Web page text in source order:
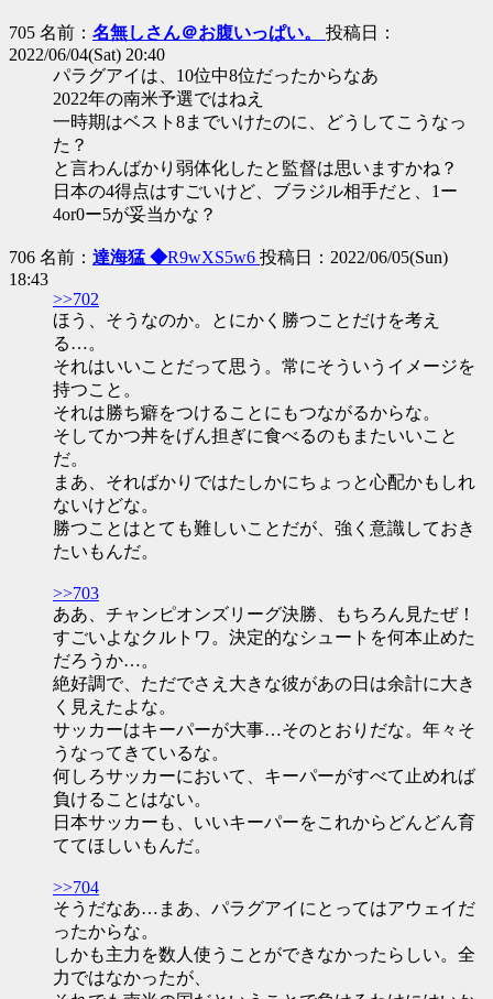
705 名前： 名無しさん＠お腹いっぱい。 投稿日：
2022/06/04(Sat) 20:40
パラグアイは、10位中8位だったからなあ
2022年の南米予選ではねえ
一時期はベスト8までいけたのに、どうしてこうなっ
た？
と言わんばかり弱体化したと監督は思いますかね？
日本の4得点はすごいけど、ブラジル相手だと、1ー
4or0ー5が妥当かな？
706 名前： 達海猛 ◆R9wXS5w6 投稿日：2022/06/05(Sun)
18:43
>>702
ほう、そうなのか。とにかく勝つことだけを考え
る…。
それはいいことだって思う。常にそういうイメージを
持つこと。
それは勝ち癖をつけることにもつながるからな。
そしてかつ丼をげん担ぎに食べるのもまたいいこと
だ。
まあ、そればかりではたしかにちょっと心配かもしれ
ないけどな。
勝つことはとても難しいことだが、強く意識しておき
たいもんだ。
>>703
ああ、チャンピオンズリーグ決勝、もちろん見たぜ！
すごいよなクルトワ。決定的なシュートを何本止めた
だろうか…。
絶好調で、ただでさえ大きな彼があの日は余計に大き
く見えたよな。
サッカーはキーパーが大事…そのとおりだな。年々そ
うなってきているな。
何しろサッカーにおいて、キーパーがすべて止めれば
負けることはない。
日本サッカーも、いいキーパーをこれからどんどん育
ててほしいもんだ。
>>704
そうだなあ…まあ、パラグアイにとってはアウェイだ
ったからな。
しかも主力を数人使うことができなかったらしい。全
力ではなかったが、